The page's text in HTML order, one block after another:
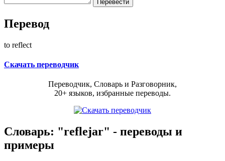
Перевод
to reflect
Скачать переводчик
Переводчик, Словарь и Разговорник,
20+ языков, избранные переводы.
Словарь: "reflejar" - переводы и
примеры